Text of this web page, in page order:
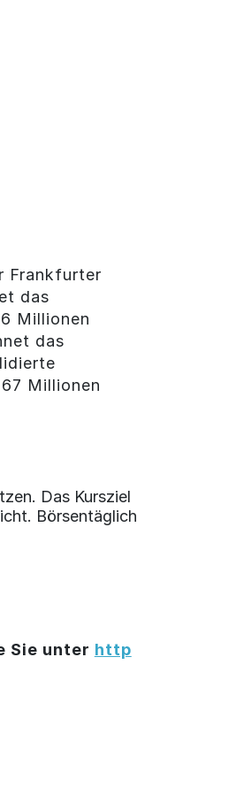
Frankfurter
das
Millionen
das
Millionen
Das Kursziel
Börsentäglich
Sie unter http